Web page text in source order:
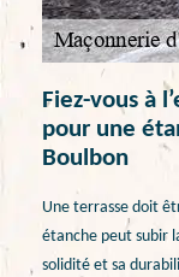
Fiez-vous à
pour une
Boulbon
Une terrasse doit
étanche peut subir
solidité et sa